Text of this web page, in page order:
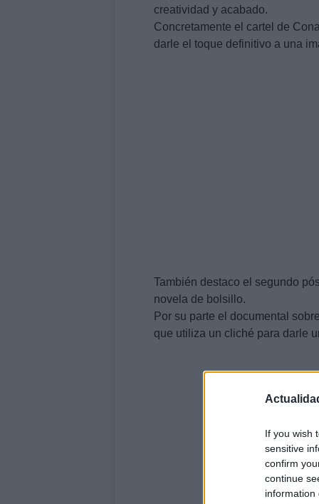
If you wish
sensitive
confirm
continue
information
creatividad y acabado.
Concretamente el cartel de
darle el toque definitivo a una
También destaco el segundo
novela de bolsillo.
Por su parte el documental
que utiliza un cliché para darle